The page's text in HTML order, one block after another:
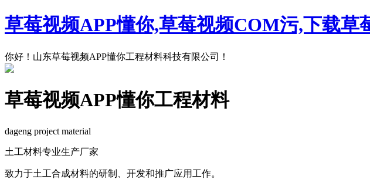
草莓视频APP懂你,草莓视频COM污,下载草
你好！山东草莓视频APP懂你工程材料科技有限公司！
草莓视频APP懂你工程材料
dageng project material
土工材料专业生产厂家
致力于土工合成材料的研制、开发和推广应用工作。